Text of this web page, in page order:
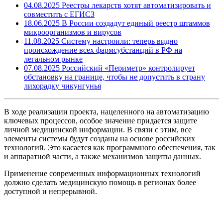
04.08.2025 Реестры лекарств хотят автоматизировать и
совместить с ЕГИСЗ
18.06.2025 В России создадут единый реестр штаммов
микроорганизмов и вирусов
11.08.2025 Систему настроили: теперь видно
происхождение всех фармсубстанций в РФ на
легальном рынке
07.08.2025 Российский «Периметр» контролирует
обстановку на границе, чтобы не допустить в страну
лихорадку чикунгунья
В ходе реализации проекта, нацеленного на автоматизацию
ключевых процессов, особое значение придается защите
личной медицинской информации. В связи с этим, все
элементы системы будут созданы на основе российских
технологий. Это касается как программного обеспечения, так
и аппаратной части, а также механизмов защиты данных.
Применение современных информационных технологий
должно сделать медицинскую помощь в регионах более
доступной и непрерывной.